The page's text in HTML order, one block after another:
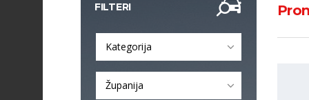
FILTERI
Kategorija
Županija